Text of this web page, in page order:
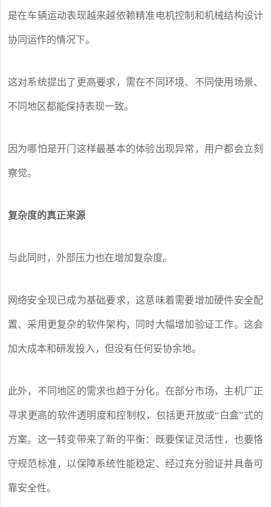
是在车辆运动表现越来越依赖精准电机控制和机械结构设计
协同运作的情况下。
这对系统提出了更高要求，需在不同环境、不同使用场景、
不同地区都能保持表现一致。
因为哪怕是开门这样最基本的体验出现异常，用户都会立刻
察觉。
复杂度的真正来源
与此同时，外部压力也在增加复杂度。
网络安全现已成为基础要求，这意味着需要增加硬件安全配
置、采用更复杂的软件架构，同时大幅增加验证工作。这会
加大成本和研发投入，但没有任何妥协余地。
此外，不同地区的需求也趋于分化。在部分市场，主机厂正
寻求更高的软件透明度和控制权，包括更开放或“白盒”式的
方案。这一转变带来了新的平衡：既要保证灵活性，也要恪
守规范标准，以保障系统性能稳定、经过充分验证并具备可
靠安全性。